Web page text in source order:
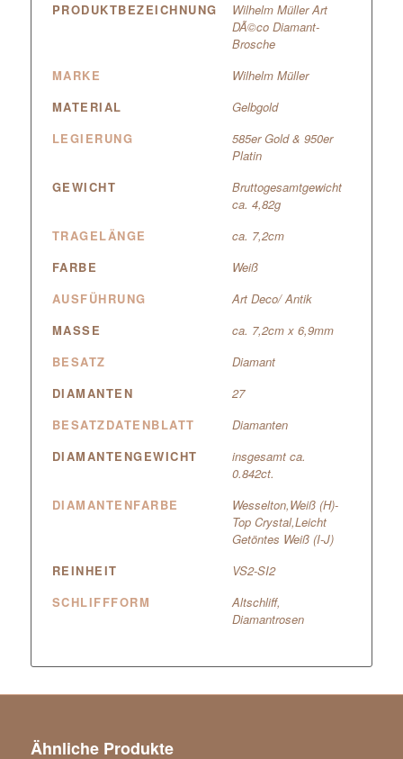
PRODUKTBEZEICHNUNG
Wilhelm Müller Art
DÃ©co Diamant-
Brosche
MARKE
Wilhelm Müller
MATERIAL
Gelbgold
LEGIERUNG
585er Gold & 950er
Platin
GEWICHT
Bruttogesamtgewicht
ca. 4,82g
TRAGELÄNGE
ca. 7,2cm
FARBE
Weiß
AUSFÜHRUNG
Art Deco/ Antik
MASSE
ca. 7,2cm x 6,9mm
BESATZ
Diamant
DIAMANTEN
27
BESATZDATENBLATT
Diamanten
DIAMANTENGEWICHT
insgesamt ca.
0.842ct.
DIAMANTENFARBE
Wesselton,Weiß (H)-
Top Crystal,Leicht
Getöntes Weiß (I-J)
REINHEIT
VS2-SI2
SCHLIFFFORM
Altschliff,
Diamantrosen
Ähnliche Produkte